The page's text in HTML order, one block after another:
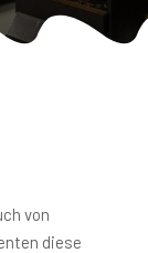
von
diese